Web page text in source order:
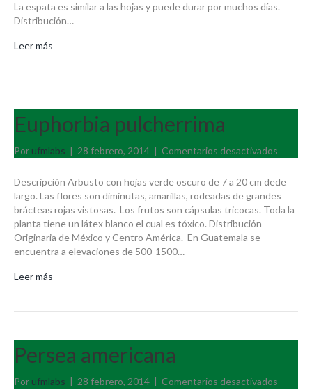
La espata es similar a las hojas y puede durar por muchos días.
Distribución…
Leer más
Euphorbia pulcherrima
Por ufmlabs | 28 febrero, 2014 | Comentarios desactivados
Descripción Arbusto con hojas verde oscuro de 7 a 20 cm dede
largo. Las flores son diminutas, amarillas, rodeadas de grandes
brácteas rojas vistosas. Los frutos son cápsulas tricocas. Toda la
planta tiene un látex blanco el cual es tóxico. Distribución
Originaria de México y Centro América. En Guatemala se
encuentra a elevaciones de 500-1500…
Leer más
Persea americana
Por ufmlabs | 28 febrero, 2014 | Comentarios desactivados